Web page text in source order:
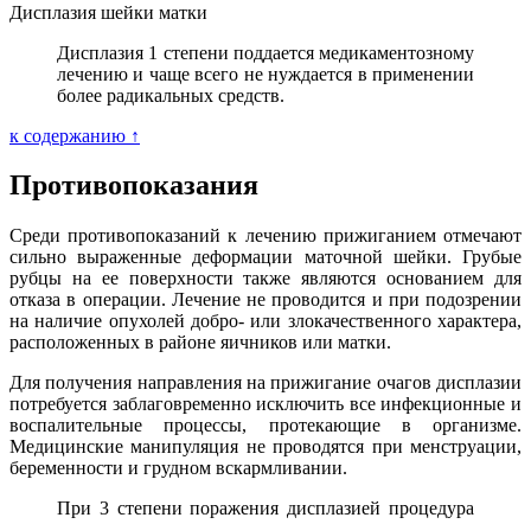
Дисплазия шейки матки
Дисплазия 1 степени поддается медикаментозному
лечению и чаще всего не нуждается в применении
более радикальных средств.
к содержанию ↑
Противопоказания
Среди противопоказаний к лечению прижиганием отмечают
сильно выраженные деформации маточной шейки. Грубые
рубцы на ее поверхности также являются основанием для
отказа в операции. Лечение не проводится и при подозрении
на наличие опухолей добро- или злокачественного характера,
расположенных в районе яичников или матки.
Для получения направления на прижигание очагов дисплазии
потребуется заблаговременно исключить все инфекционные и
воспалительные процессы, протекающие в организме.
Медицинские манипуляция не проводятся при менструации,
беременности и грудном вскармливании.
При 3 степени поражения дисплазией процедура